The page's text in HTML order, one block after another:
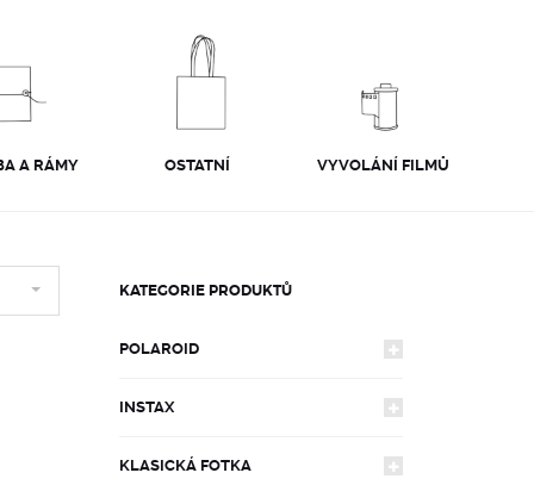
A RÁMY OSTATNÍ VYVOLÁNÍ FILMŮ
KATEGORIE PRODUKTŮ
POLAROID
FOTOAPARÁTY
600
INSTAX
FOTOAPARÁTY
KLASICKÁ FOTKA